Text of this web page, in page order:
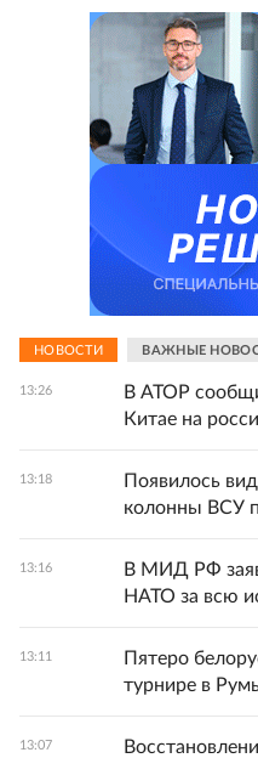
НОВОСТИ ВАЖНЫЕ
13:26
В АТОР
Китае на
13:18
Появилось
колонны ВСУ
13:16
В МИД РФ
НАТО за всю
13:11
Пятеро
турнире в
13:07